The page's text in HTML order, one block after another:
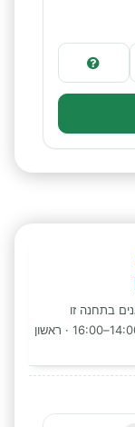
שעות איסוף: א׳–ה׳ 14:00–16:00 · שבת 14:00–16:00 · ראשון